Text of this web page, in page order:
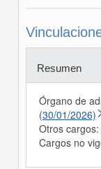
Resumen
Órgano de
(30/01/2026)
Otros cargos:
Cargos no